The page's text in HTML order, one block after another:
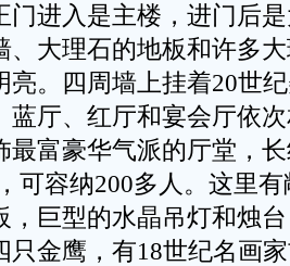
进入是主楼，进门后是
、大理石的地板和许多
亮。四周墙上挂着20世
蓝厅、红厅和宴会厅依
最富豪华气派的厅堂，
可容纳200多人。这里
，巨型的水晶吊灯和烛
只金鹰，有18世纪名画